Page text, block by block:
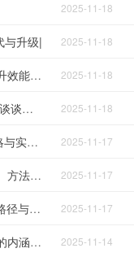
2025-11-18
升级| 2025-11-18
归因 | 名师工作室问题归因及其对策——提升效能与引领力的路径探索| 2025-11-18
逐梦 | 大江东去流不息 扬帆逐梦正当时——谈谈名师工作室之道| 2025-11-18
融创 | 名师工作室“深度融创发展”的智慧方略与实践逻辑| 2025-11-17
术道 | 主持之道—名师工作室主持人的理念、方法与使命| 2025-11-17
赋能 | 生成式AI赋能名师基地腾跃式发展的路径与实践研究——基于上海市浦东新区经验的探索与反思| 2025-11-17
迭代 | 名师成长新境界——兼论名师工作室的内涵发展与迭代升级| 2025-11-14